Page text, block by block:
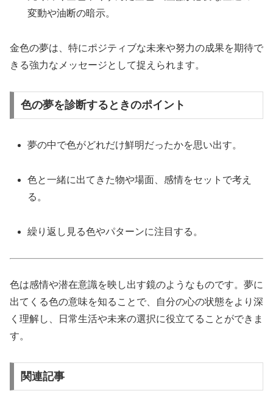
変動や油断の暗示。
金色の夢は、特にポジティブな未来や努力の成果を期待で
きる強力なメッセージとして捉えられます。
色の夢を診断するときのポイント
夢の中で色がどれだけ鮮明だったかを思い出す。
色と一緒に出てきた物や場面、感情をセットで考え
る。
繰り返し見る色やパターンに注目する。
色は感情や潜在意識を映し出す鏡のようなものです。夢に
出てくる色の意味を知ることで、自分の心の状態をより深
く理解し、日常生活や未来の選択に役立てることができま
す。
関連記事